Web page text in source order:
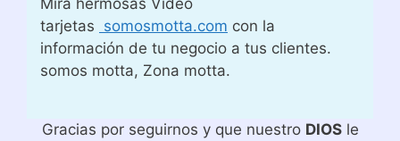
Mira hermosas Video
tarjetas somosmotta.com con la
información de tu negocio a tus clientes.
somos motta, Zona motta.
Gracias por seguirnos y que nuestro DIOSle